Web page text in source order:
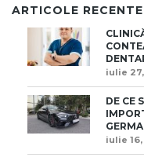
ARTICOLE RECENTE
iulie
DE CE
iulie